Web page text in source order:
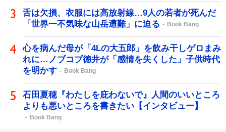
舌は欠損、衣服には高放射線…9人の若者が死んだ
「世界一不気味な山岳遭難」に迫る
Book Bang
心を病んだ母が「4Lの大五郎」を飲み干しゲロまみ
れに…ノブコブ徳井が「感情を失くした」子供時代
を明かす
Book Bang
石田夏穂『わたしを庇わないで』人間のいいところ
よりも悪いところを書きたい【インタビュー】
Book Bang